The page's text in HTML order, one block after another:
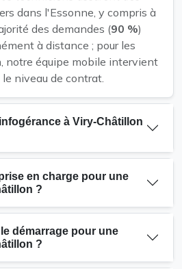
dans l'Essonne, y compris à
des demandes (90 %)
à distance ; pour les
notre équipe mobile intervient
niveau de contrat.
à Viry-Châtillon
en charge pour une
?
démarrage pour une
?